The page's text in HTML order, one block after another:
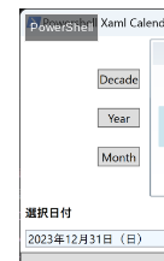
PowerShell